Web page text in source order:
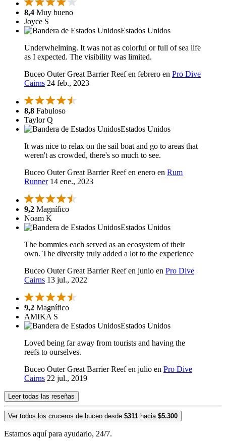
8,4 Muy bueno
Joyce S
Estados Unidos
Underwhelming. It was not as colorful or full of sea life
as I expected. The visibility was limited.
Buceo Outer Great Barrier Reef en febrero en Pro Dive
Cairns 24 feb., 2023
8,8 Fabuloso
Taylor Q
Estados Unidos
It was nice to relax on the sail boat and go to areas that
weren't as crowded, there's so much to see.
Buceo Outer Great Barrier Reef en enero en Rum
Runner 14 ene., 2023
9,2 Magnífico
Noam K
Estados Unidos
The bommies each served as an ecosystem of their
own. The diversity truly added a lot to the experience
Buceo Outer Great Barrier Reef en junio en Pro Dive
Cairns 13 jul., 2022
9,2 Magnífico
AMIKA S
Estados Unidos
Loved being far away from tourists and having the
reefs to ourselves.
Buceo Outer Great Barrier Reef en julio en Pro Dive
Cairns 22 jul., 2019
Leer todas las reseñas
Ver todos los cruceros de buceo desde $311 hacia $5.300
Estamos aquí para ayudarlo, 24/7.